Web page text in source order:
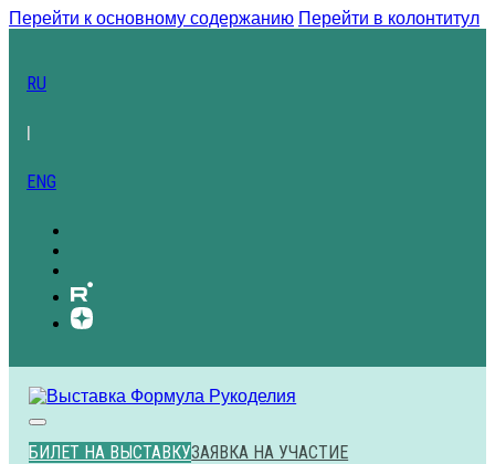
Перейти к основному содержанию Перейти в колонтитул
RU
ENG
БИЛЕТ НА ВЫСТАВКУЗАЯВКА НА УЧАСТИЕ